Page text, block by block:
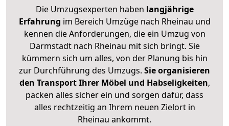
Die Umzugsexperten haben langjährige
Erfahrung im Bereich Umzüge nach Rheinau und
kennen die Anforderungen, die ein Umzug von
Darmstadt nach Rheinau mit sich bringt. Sie
kümmern sich um alles, von der Planung bis hin
zur Durchführung des Umzugs. Sie organisieren
den Transport Ihrer Möbel und Habseligkeiten,
packen alles sicher ein und sorgen dafür, dass
alles rechtzeitig an Ihrem neuen Zielort in
Rheinau ankommt.